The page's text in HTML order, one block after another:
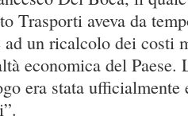
Trasporti aveva da
ad un ricalcolo dei costi
economica del Paese.
era stata ufficialmente